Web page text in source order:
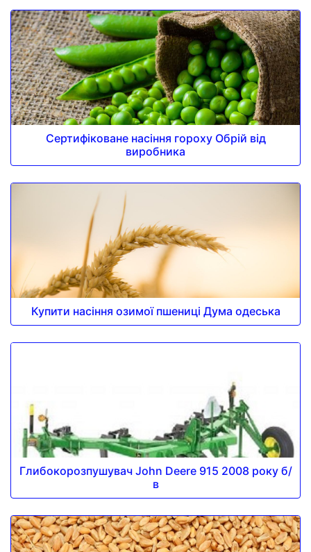
Сертифіковане насіння гороху Обрій від
виробника
Купити насіння озимої пшениці Дума одеська
Глибокорозпушувач John Deere 915 2008 року б/
в